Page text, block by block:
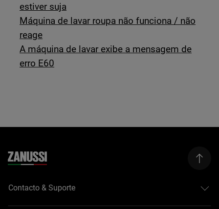
estiver suja
Máquina de lavar roupa não funciona / não
reage
A máquina de lavar exibe a mensagem de
erro E60
Contacto & Suporte